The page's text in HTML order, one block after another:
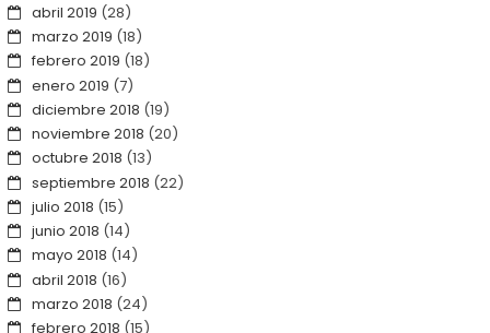
abril 2019 (28)
marzo 2019 (18)
febrero 2019 (18)
enero 2019 (7)
diciembre 2018 (19)
noviembre 2018 (20)
octubre 2018 (13)
septiembre 2018 (22)
julio 2018 (15)
junio 2018 (14)
mayo 2018 (14)
abril 2018 (16)
marzo 2018 (24)
febrero 2018 (15)